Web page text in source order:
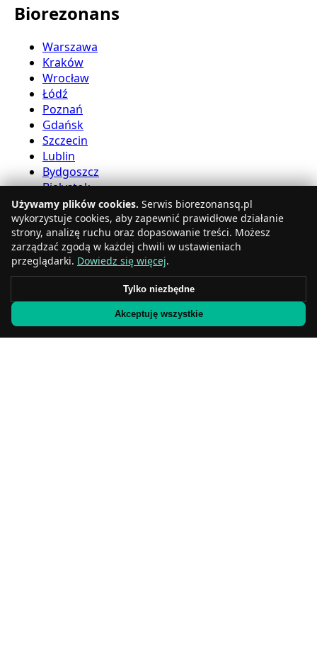
Biorezonans
Warszawa
Kraków
Wrocław
Łódź
Poznań
Gdańsk
Szczecin
Lublin
Bydgoszcz
Białystok
Usługi bioreznansu
Katowice
Gdynia
Radom
Używamy plików cookies. Serwis biorezonansq.pl
wykorzystuje cookies, aby zapewnić prawidłowe działanie
strony, analizę ruchu oraz dopasowanie treści. Możesz
zarządzać zgodą w każdej chwili w ustawieniach
przeglądarki. Dowiedz się więcej.
Tylko niezbędne
Akceptuję wszystkie